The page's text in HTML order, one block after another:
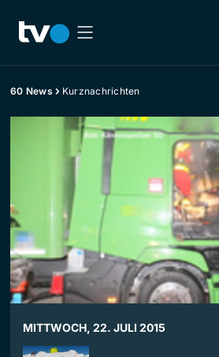
60 News Kurznachrichten
MITTWOCH, 22. JULI 2015